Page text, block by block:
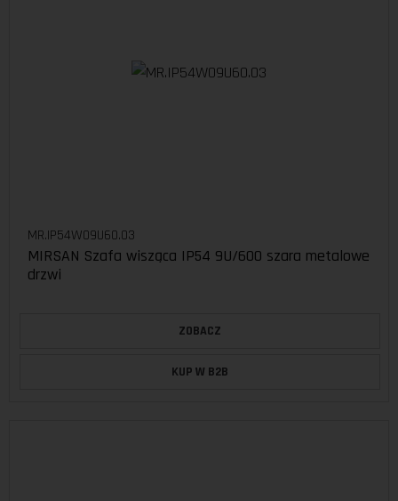
MR.IP54W09U60.03
MIRSAN Szafa wisząca IP54 9U/600 szara metalowe
drzwi
ZOBACZ
KUP W B2B